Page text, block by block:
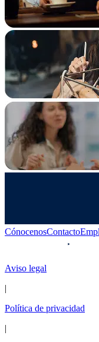
CónocenosContacto
Aviso legal
|
Política de privacidad
|